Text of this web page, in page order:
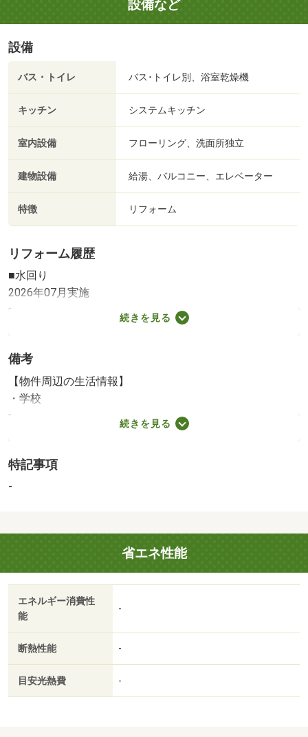
設備など
設備
バス・トイレ バス･トイレ別、浴室乾燥機
キッチン システムキッチン
室内設備 フローリング、洗面所独立
建物設備 給湯、バルコニー、エレベーター
特徴 リフォーム
リフォーム履歴
■水回り
2026年07月実施
キッチン／浴室／トイレ／洗面所／給湯器
内装全面（床・壁・天井・建具）
※実施年月は、施工箇所の中で最も古いものを表示してい
ます
続きを見る
備考
【物件周辺の生活情報】
・学校
松戸市立馬橋小学校（640m）、松戸市立新松戸南中学校
スーパー（450m）、コンビニ（190m）、ドラッグストア
（140m）
◎徒歩圏内に学校・スーパー・飲食店・公園あり！◎リノ
ベーション物件◎日当たり良好な南向き住戸！リノベーシ
ョン内容（２０２６年７月完了）◆全室クロス新規張替◆
全室フローリング新規張替◆トイレ設備新規交換◆間取り
変更◆システムキッチン新規交換◆洗面化粧台新規交換◆
建具新規交換◆電気設備新規交換◆玄関フロアタイル交換
ユニットバス設備新規交換◆浴室換気乾燥暖房機新規交換
◆洗濯パン新規交換◆分電盤新規交換◆給湯器新規交換◆
ハウスクリーニングなど 【設備・特記事項備考】ペット
続きを見る
特記事項
-
省エネ性能
エネルギー消費性
能
-
断熱性能 -
目安光熱費 -